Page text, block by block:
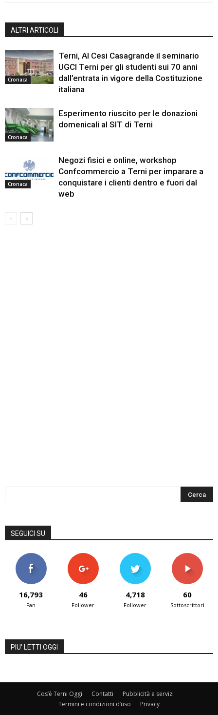
ALTRI ARTICOLI
Cronaca
Terni, Al Cesi Casagrande il seminario
UGCI Terni per gli studenti sui 70 anni
dall’entrata in vigore della Costituzione
italiana
Cronaca
Esperimento riuscito per le donazioni
domenicali al SIT di Terni
Cronaca
Negozi fisici e online, workshop
Confcommercio a Terni per imparare a
conquistare i clienti dentro e fuori dal
web
SEGUICI SU
16,793
Fan
46
Follower
4,718
Follower
60
Sottoscrittori
PIU' LETTI OGGI
Cos’è Terni Oggi Contatti
Pubblicità e servizi
Termini e condizioni d’uso
Privacy